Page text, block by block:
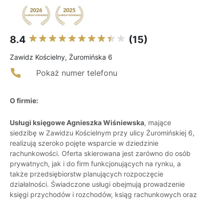
8.4 (15)
Zawidz Kościelny, Żuromińska 6
Pokaż numer telefonu
O firmie:
Usługi księgowe Agnieszka Wiśniewska, mające
siedzibę w Zawidzu Kościelnym przy ulicy Żuromińskiej 6,
realizują szeroko pojęte wsparcie w dziedzinie
rachunkowości. Oferta skierowana jest zarówno do osób
prywatnych, jak i do firm funkcjonujących na rynku, a
także przedsiębiorstw planujących rozpoczęcie
działalności. Świadczone usługi obejmują prowadzenie
księgi przychodów i rozchodów, ksiąg rachunkowych oraz